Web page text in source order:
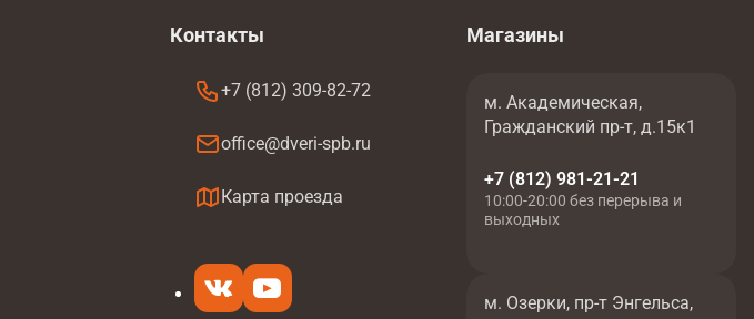
Контакты
+7 (812) 309-82-72
office@dveri-spb.ru
Карта проезда
Магазины
м. Академическая,
Гражданский пр-т, д.15к1
+7 (812) 981-21-21
10:00-20:00 без перерыва и
выходных
м. Озерки, пр-т Энгельса,